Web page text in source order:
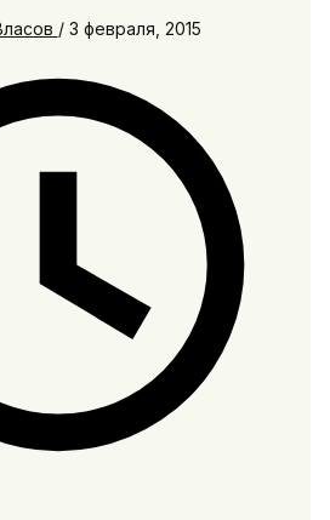
/ 3 февраля, 2015